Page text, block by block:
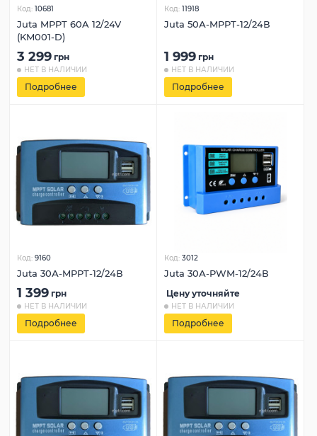
Код: 10681
Juta MPPT 60A 12/24V
(KM001-D)
3 299 грн
НЕТ В НАЛИЧИИ
Подробнее
Код: 11918
Juta 50А-MPPT-12/24В
1 999 грн
НЕТ В НАЛИЧИИ
Подробнее
Код: 9160
Juta 30А-MPPT-12/24В
1 399 грн
НЕТ В НАЛИЧИИ
Подробнее
Код: 3012
Juta 30А-PWM-12/24В
Цену уточняйте
НЕТ В НАЛИЧИИ
Подробнее